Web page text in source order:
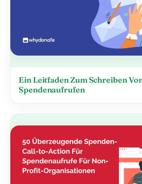
Ein Leitfaden Zum Schreiben
Spendenaufrufen